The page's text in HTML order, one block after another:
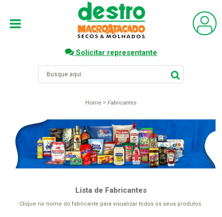
Solicitar representante
Home Fabricantes
Lista de Fabricantes
Clique no nome do fabricante para visualizar todos os seus produtos.